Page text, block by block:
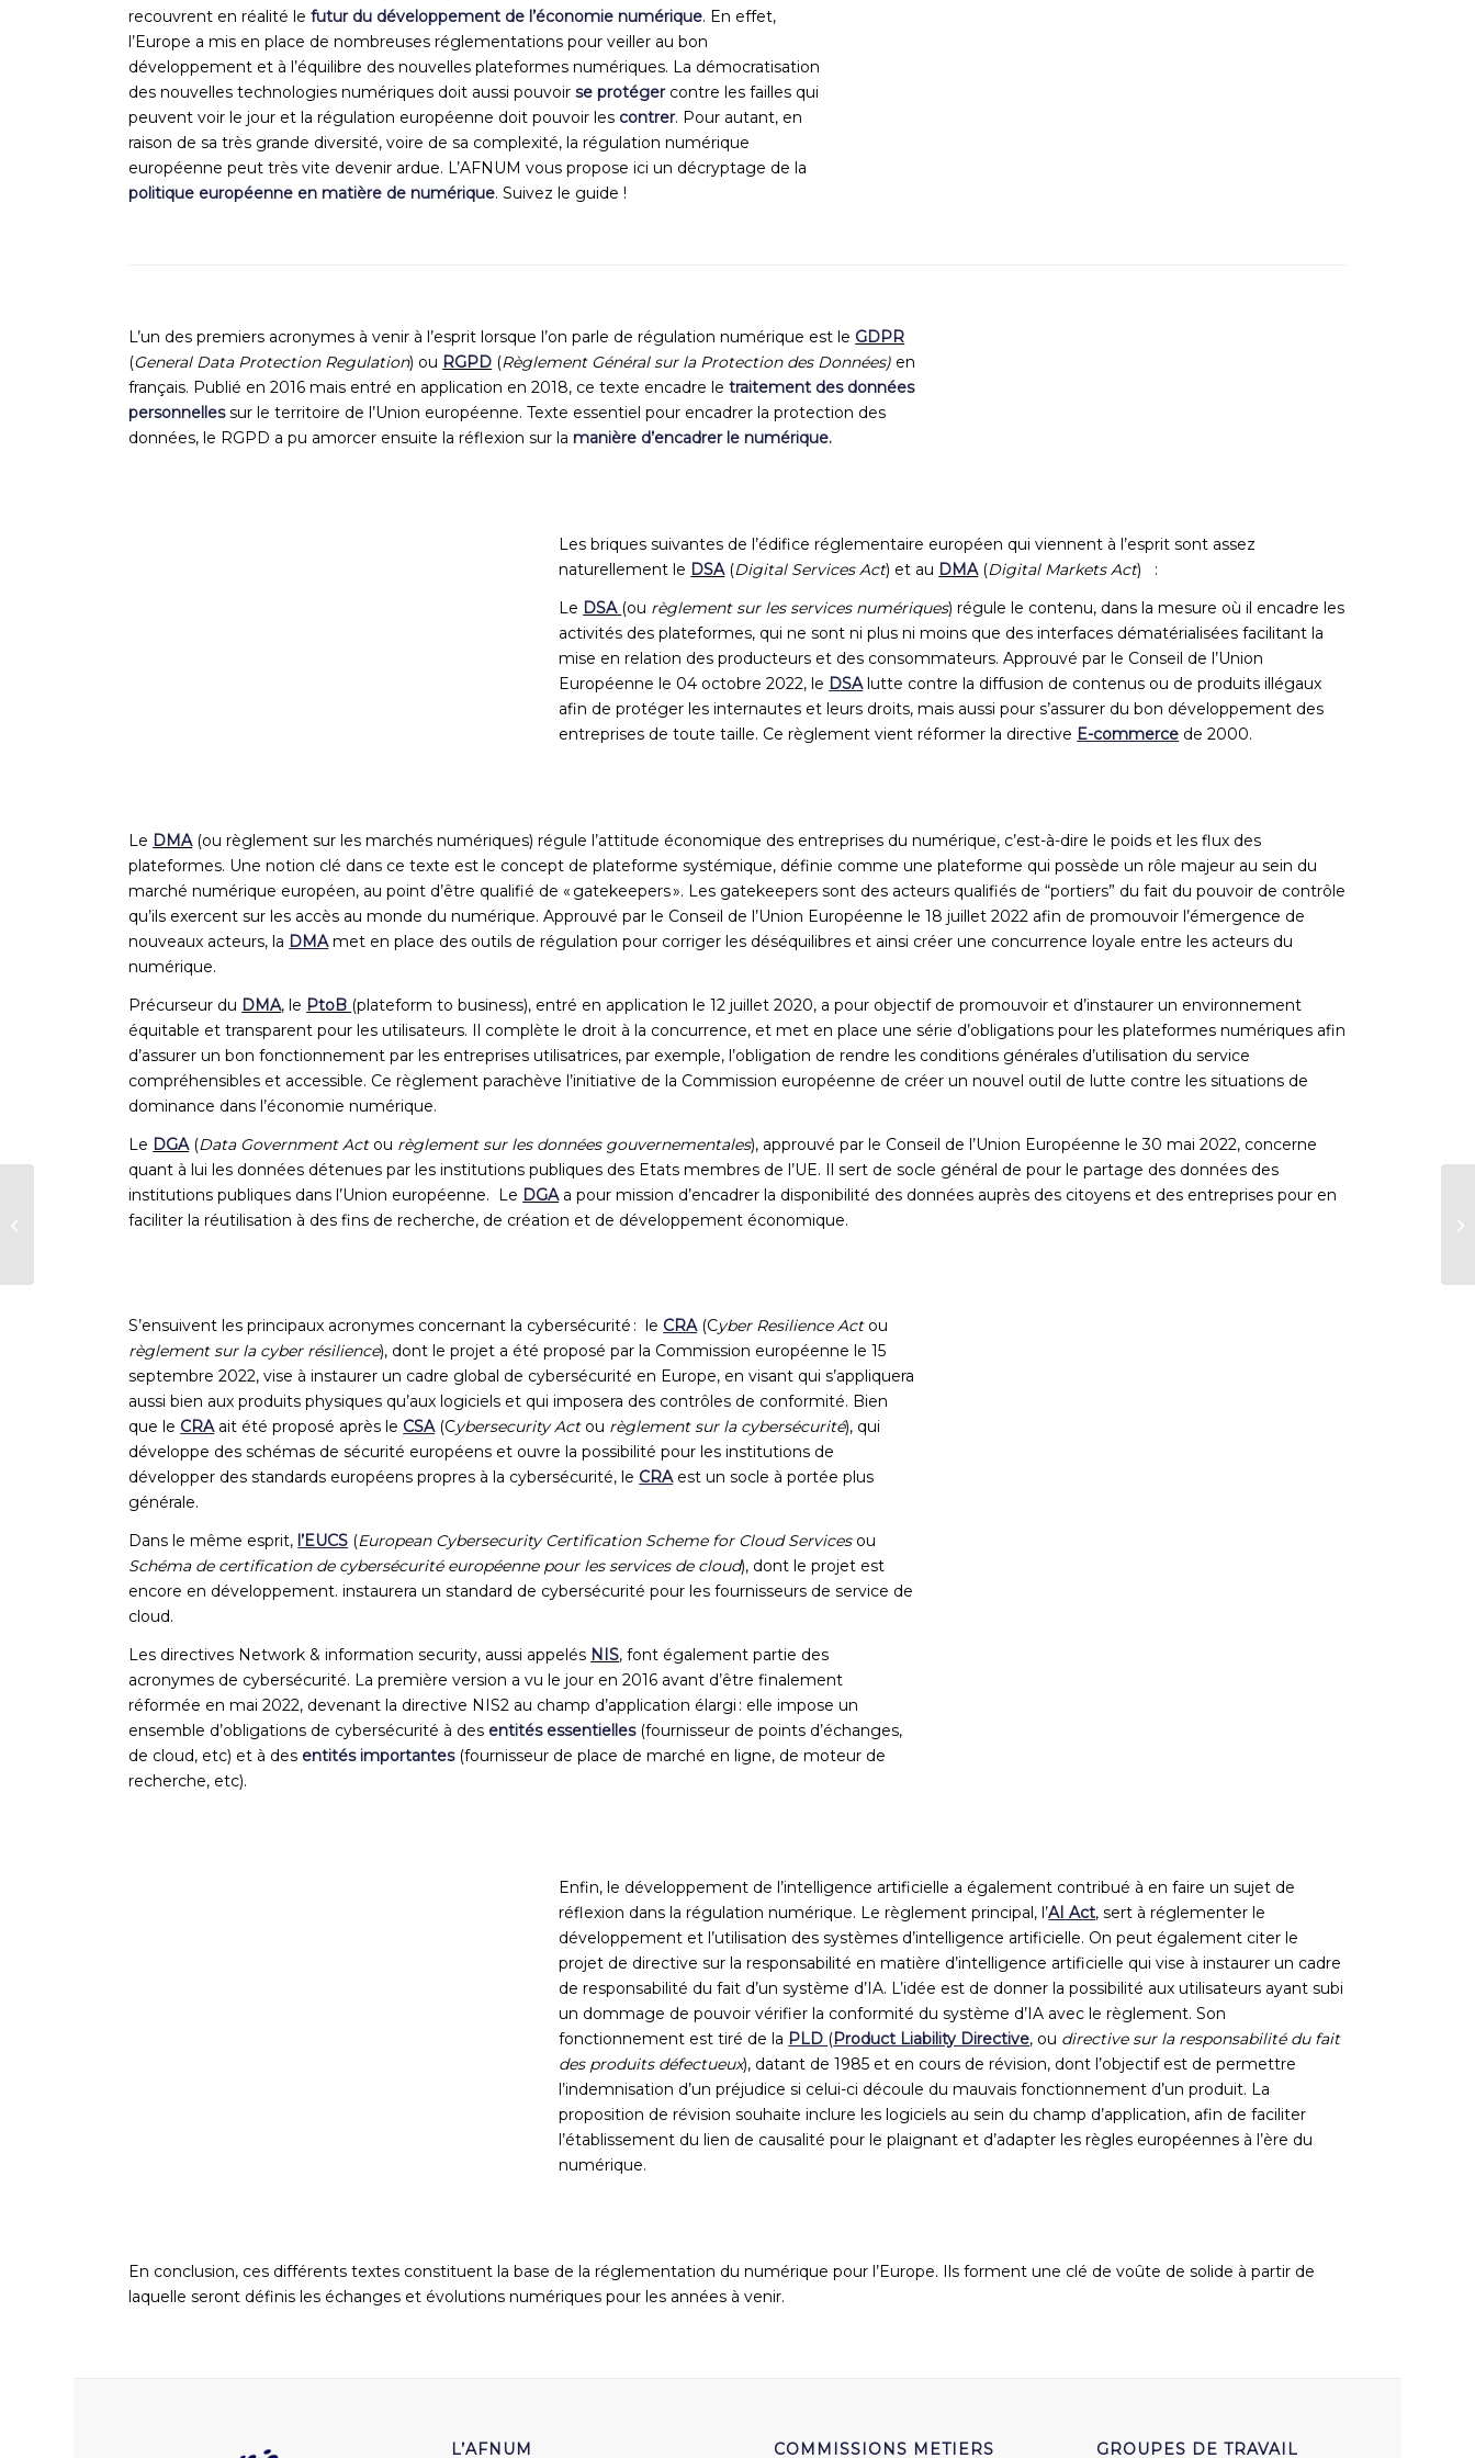
recouvrent en réalité lefutur du développement de l’économie numérique. En effet,
l’Europe a mis en place de nombreuses réglementations pour veiller au bon
développement et à l’équilibre des nouvelles plateformes numériques. La démocratisation
des nouvelles technologies numériques doit aussi pouvoirse protégercontre les failles qui
peuvent voir le jour et la régulation européenne doit pouvoir les contrer. Pour autant, en
raison de sa très grande diversité, voire de sa complexité, la régulation numérique
européenne peut très vite devenir ardue. L’AFNUMvous propose iciun décryptage de la
politique européenne en matière de numérique. Suivez le guide !
L’un des premiers acronymes à venir à l’esprit lorsque l’on parle de régulation numérique est le GDPR
(General Data Protection Regulation) ou RGPD (Règlement Général sur la Protection des Données) en
français. Publié en 2016 mais entré en application en 2018, ce texte encadre letraitement des données
personnellessur le territoire de l’Union européenne. Texte essentiel pour encadrer la protection des
données, le RGPD a pu amorcer ensuite la réflexion sur la manière d’encadrer le numérique.
Les briques suivantes de l’édifice réglementaire européen qui viennent à l’esprit sont assez
naturellement le DSA(Digital Services Act) et au DMA(Digital Markets Act)
:
Le DSA (ou règlement sur les services numériques) régule le contenu, dans la mesure où il encadre les
activités des plateformes, qui ne sont ni plus ni moins que des interfaces dématérialisées facilitant la
mise en relation des producteurs et des consommateurs. Approuvé par le Conseil de l’Union
Européenne le 04 octobre 2022, le DSAlutte contre la diffusion de contenus ou de produits illégaux
afin de protéger les internautes et leurs droits, mais aussi pour s’assurer du bon développement des
entreprises de toute taille. Ce règlement vient réformer la directive E-commerce de 2000.
Le DMA(ou règlement sur les marchés numériques) régule l’attitude économique des entreprises du numérique, c’est-à-dire le poids et les flux des
plateformes. Une notion clé dans ce texte est le concept de plateforme systémique, définie comme une plateforme qui possède un rôle majeur au sein du
marché numérique européen, au point d’être qualifié de « gatekeepers ». Les gatekeepers sont des acteurs qualifiés de “portiers” du fait du pouvoir de contrôle
qu’ils exercent sur les accès au monde du numérique. Approuvé par le Conseil de l’Union Européenne le 18 juillet 2022 afin de promouvoir l’émergence de
nouveaux acteurs, la DMAmet en place des outils de régulation pour corriger les déséquilibres et ainsi créer une concurrence loyale entre les acteurs du
numérique.
Précurseur du DMA, le PtoB (plateform to business), entré en application le 12 juillet 2020, a pour objectif de promouvoir et d’instaurer un environnement
équitable et transparent pour les utilisateurs. Il complète le droit à la concurrence, et met en place une série d’obligations pour les plateformes numériques afin
d’assurer un bon fonctionnement par les entreprises utilisatrices, par exemple, l’obligation de rendre les conditions générales d’utilisation du service
compréhensibles et accessible. Ce règlement parachève l’initiative de la Commission européenne de créer un nouvel outil de lutte contre les situations de
dominance dans l’économie numérique.
Le DGA(Data Government Actou règlement sur les données gouvernementales), approuvé par le Conseil de l’Union Européenne le 30 mai 2022, concerne
quant à lui les données détenues par les institutions publiques des Etats membres de l’UE. Il sert de socle général de pour le partage des données des
institutions publiques dans l’Union européenne. Le DGAa pour mission d’encadrer la disponibilité des données auprès des citoyens et des entreprises pour en
faciliter la réutilisation à des fins de recherche, de création et de développement économique.
S’ensuivent les principaux acronymes concernant la cybersécurité : le CRA(Cyber Resilience Actou
règlement sur la cyber résilience), dont leprojet a été proposé par la Commission européenne le 15
septembre 2022,vise àinstaurer un cadre global de cybersécurité en Europe, en visant qui s’appliquera
aussi bien auxproduits physiques qu’aux logiciels et qui imposera des contrôles de conformité. Bien
que le CRAait été proposé après e CSA(Cybersecurity Act ou règlement sur la cybersécurité), qui
développe desschémas de sécurité européens et ouvre la possibilité pour les institutions de
développer des standards européens propres à la cybersécurité, le CRA est un socle à portée plus
générale.
Dans le même esprit, l’EUCS (European Cybersecurity Certification Scheme for Cloud Servicesou
Schéma de certification de cybersécurité européenne pour les services de cloud), dont le projet est
encore en développement. instaurera un standard de cybersécurité pour les fournisseurs de service de
cloud.
Les directives Network & information security, aussi appelés NIS, font également partie des
acronymes de cybersécurité. La première version a vu le jour en 2016 avant d’être finalement
réformée en mai 2022, devenant la directive NIS2 au champ d’application élargi : elle impose un
ensemble d’obligations de cybersécurité à des entités essentielles(fournisseur de points d’échanges,
de cloud, etc) et à des entités importantes(fournisseur de place de marché en ligne, de moteur de
recherche, etc).
Enfin, le développement de l’intelligence artificielle a également contribué à en faire un sujet de
réflexion dans la régulation numérique. Le règlement principal,l’AI Act, sert à réglementer le
développement etl’utilisation des systèmes d’intelligence artificielle. On peut également citer le
projet de directive sur la responsabilité en matière d’intelligence artificielle qui vise à instaurer un cadre
de responsabilité du fait d’un système d’IA. L’idée est de donner la possibilité aux utilisateurs ayant subi
un dommage de pouvoir vérifier la conformité du système d’IA avec le règlement. Son
fonctionnement est tiré de la PLD (Product Liability Directive, ou directive sur la responsabilité du fait
des produits défectueux), datant de 1985 et en cours de révision, dont l’objectif est de permettre
l’indemnisation d’un préjudice si celui-ci découle du mauvais fonctionnement d’un produit. La
proposition de révision souhaite inclure les logiciels au sein du champ d’application, afin defaciliter
l’établissement du lien de causalité pour le plaignant et d’adapter les règles européennes à l’ère du
numérique.
En conclusion, ces différents textes constituent la base de la réglementation dunumérique pour l’Europe. Ils forment une clé de voûte de solide à partir de
laquelle seront définisles échanges et évolutions numériques pour les années à venir.
L’AFNUM COMMISSIONS METIERS GROUPES DE TRAVAIL
L‘AFNUM réagit à
l’Executive Order du